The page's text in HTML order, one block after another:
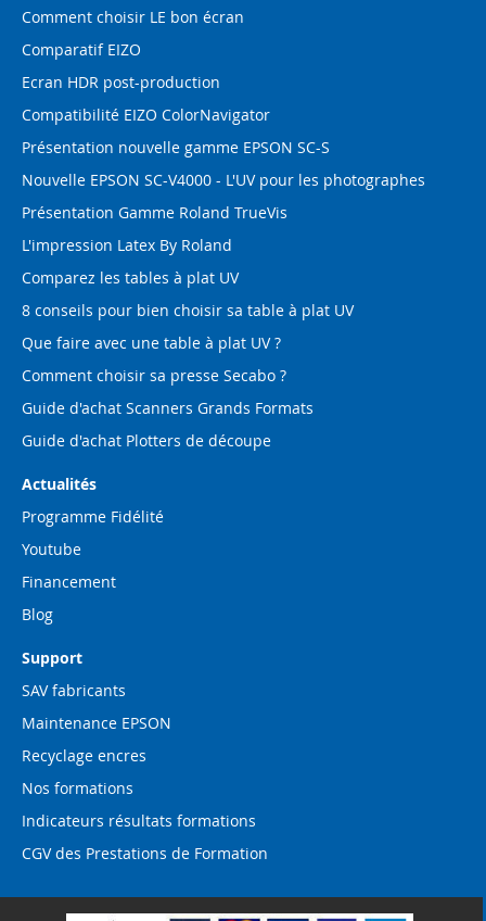
Comment choisir LE bon écran
Comparatif EIZO
Ecran HDR post-production
Compatibilité EIZO ColorNavigator
Présentation nouvelle gamme EPSON SC-S
Nouvelle EPSON SC-V4000 - L'UV pour les photographes
Présentation Gamme Roland TrueVis
L'impression Latex By Roland
Comparez les tables à plat UV
8 conseils pour bien choisir sa table à plat UV
Que faire avec une table à plat UV ?
Comment choisir sa presse Secabo ?
Guide d'achat Scanners Grands Formats
Guide d'achat Plotters de découpe
Actualités
Programme Fidélité
Youtube
Financement
Blog
Support
SAV fabricants
Maintenance EPSON
Recyclage encres
Nos formations
Indicateurs résultats formations
CGV des Prestations de Formation